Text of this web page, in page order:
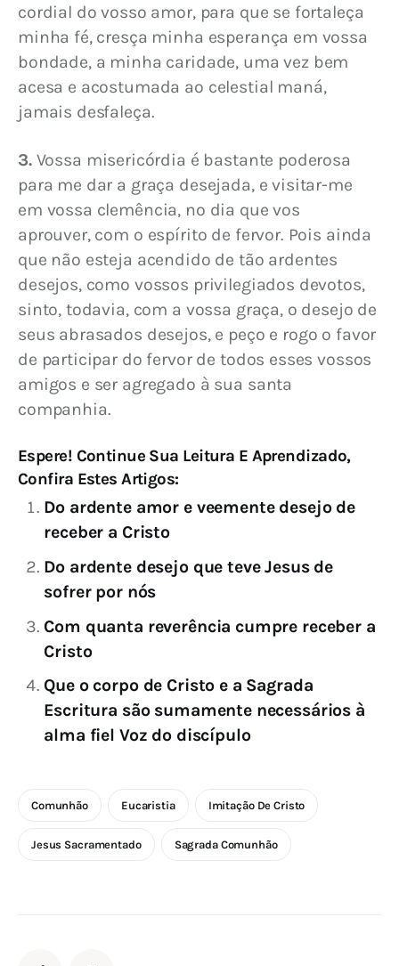
cordial do vosso amor, para que se fortaleça
minha fé, cresça minha esperança em vossa
bondade, a minha caridade, uma vez bem
acesa e acostumada ao celestial maná,
jamais desfaleça.
3. Vossa misericórdia é bastante poderosa
para me dar a graça desejada, e visitar-me
em vossa clemência, no dia que vos
aprouver, com o espírito de fervor. Pois ainda
que não esteja acendido de tão ardentes
desejos, como vossos privilegiados devotos,
sinto, todavia, com a vossa graça, o desejo de
seus abrasados desejos, e peço e rogo o favor
de participar do fervor de todos esses vossos
amigos e ser agregado à sua santa
companhia.
Espere! Continue Sua Leitura E Aprendizado,
Confira Estes Artigos:
Do ardente amor e veemente desejo de
receber a Cristo
Do ardente desejo que teve Jesus de
sofrer por nós
Com quanta reverência cumpre receber a
Cristo
Que o corpo de Cristo e a Sagrada
Escritura são sumamente necessários à
alma fiel Voz do discípulo
Comunhão Eucaristia Imitação De Cristo
Jesus Sacramentado Sagrada Comunhão